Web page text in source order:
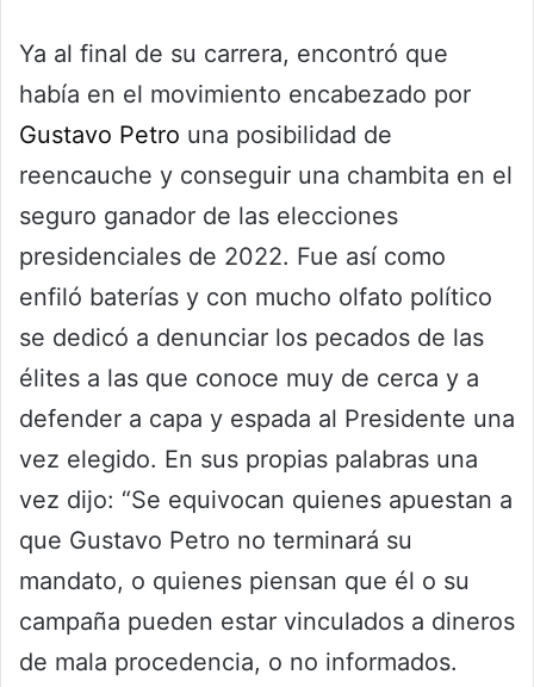
Ya al final de su carrera, encontró que
había en el movimiento encabezado por
Gustavo Petro una posibilidad de
reencauche y conseguir una chambita en el
seguro ganador de las elecciones
presidenciales de 2022. Fue así como
enfiló baterías y con mucho olfato político
se dedicó a denunciar los pecados de las
élites a las que conoce muy de cerca y a
defender a capa y espada al Presidente una
vez elegido. En sus propias palabras una
vez dijo: “Se equivocan quienes apuestan a
que Gustavo Petro no terminará su
mandato, o quienes piensan que él o su
campaña pueden estar vinculados a dineros
de mala procedencia, o no informados.